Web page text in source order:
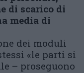
di scarico di
media di
dei moduli
«le parti si
– proseguono